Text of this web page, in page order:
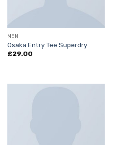
MEN
Osaka Entry Tee Superdry
£29.00